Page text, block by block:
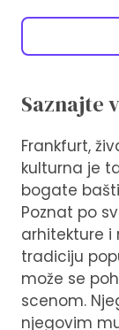
Saznajte
Frankfurt,
kulturna je
bogate
Poznat po
arhitekture i
tradiciju
može se
scenom.
njegovim